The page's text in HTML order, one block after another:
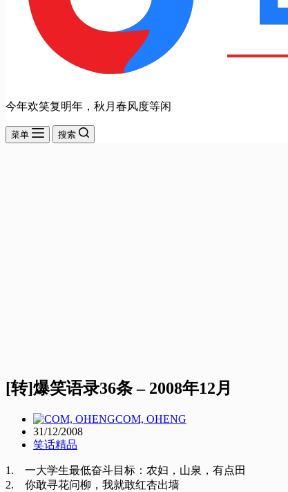
今年欢笑复明年，秋月春风度等闲
菜单 搜索
[转]爆笑语录36条 – 2008年12月
COM, OHENG
31/12/2008
笑话精品
1. 一大学生最低奋斗目标：农妇，山泉，有点田
2. 你敢寻花问柳，我就敢红杏出墙